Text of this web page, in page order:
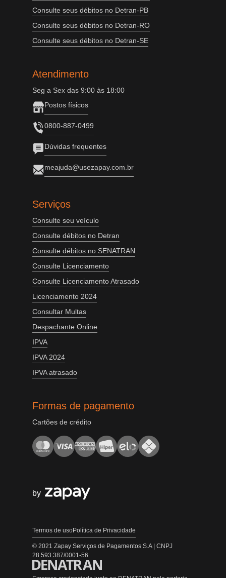
Consulte seus débitos no Detran-PB
Consulte seus débitos no Detran-RO
Consulte seus débitos no Detran-SE
Atendimento
Seg a Sex das 9:00 às 18:00
Postos físicos
0800-887-0499
Dúvidas frequentes
meajuda@usezapay.com.br
Serviços
Consulte seu veículo
Consulte débitos no Detran
Consulte débitos no SENATRAN
Consulte Licenciamento
Consulte Licenciamento Atrasado
Licenciamento 2024
Consultar Multas
Despachante Online
IPVA
IPVA 2024
IPVA atrasado
Formas de pagamento
Cartões de crédito
by
Termos de usoPolítica de Privacidade
© 2021 Zapay Serviços de Pagamentos S.A | CNPJ
28.593.387/0001-56